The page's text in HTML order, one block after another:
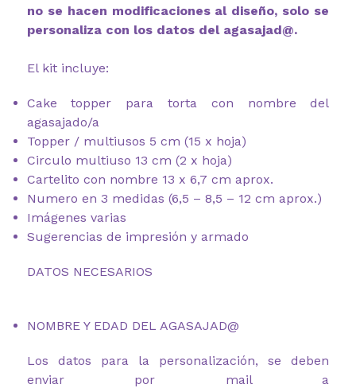
no se hacen modificaciones al diseño, solo se
personaliza con los datos del agasajad@.
El kit incluye:
Cake topper para torta con nombre del
agasajado/a
Topper / multiusos 5 cm (15 x hoja)
Circulo multiuso 13 cm (2 x hoja)
Cartelito con nombre 13 x 6,7 cm aprox.
Numero en 3 medidas (6,5 – 8,5 – 12 cm aprox.)
Imágenes varias
Sugerencias de impresión y armado
DATOS NECESARIOS
NOMBRE Y EDAD DEL AGASAJAD@
Los datos para la personalización, se deben
enviar por mail a